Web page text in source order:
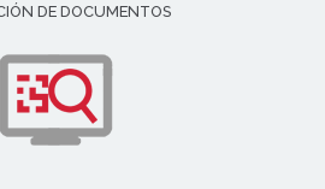
DE DOCUMENTOS